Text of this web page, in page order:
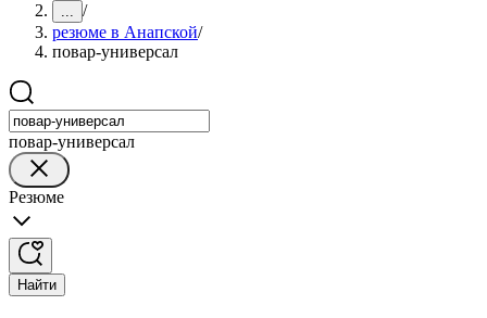
... /
резюме в Анапской/
повар-универсал
повар-универсал
Резюме
Найти